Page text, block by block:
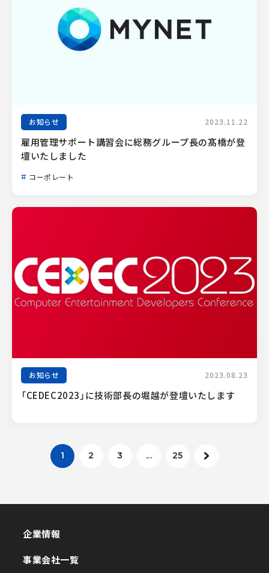
お知らせ 2023.11.22
雇用管理サポート講習会に総務グループ長の髙橋が登
壇いたしました
コーポレート
お知らせ 2023.08.23
「CEDEC2023」に技術部長の堀越が登壇いたします
1 2 3 ... 25
企業情報
事業会社一覧